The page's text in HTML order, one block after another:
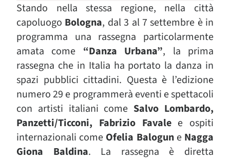
Stando nella stessa regione, nella città
capoluogo Bologna, dal 3 al 7 settembre è in
programma una rassegna particolarmente
amata come “Danza Urbana”, la prima
rassegna che in Italia ha portato la danza in
spazi pubblici cittadini. Questa è l’edizione
numero 29 e programmerà eventi e spettacoli
con artisti italiani come Salvo Lombardo,
Panzetti/Ticconi, Fabrizio Favalee ospiti
internazionali come Ofelia Balogune Nagga
Giona Baldina. La rassegna è diretta